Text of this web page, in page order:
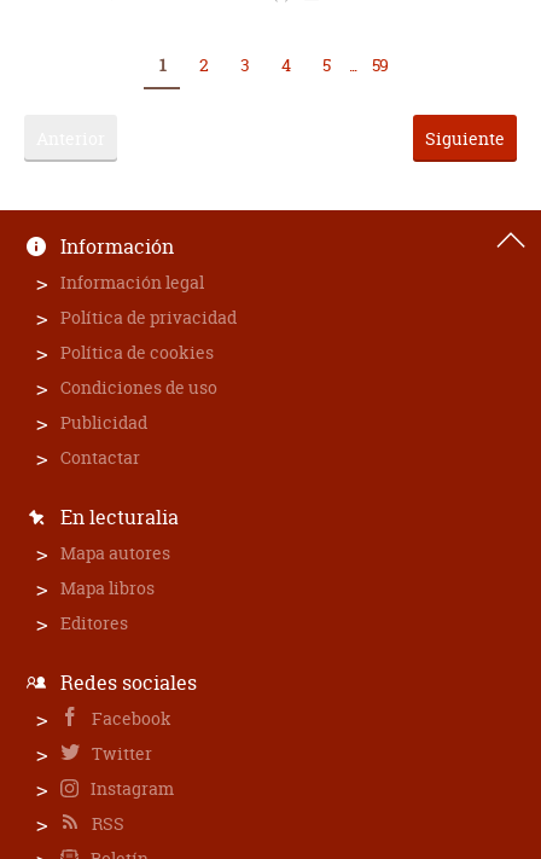
1 2 3 4 5 ... 59
Siguiente
Información
Información legal
Política de privacidad
Política de cookies
Condiciones de uso
Publicidad
Contactar
En lecturalia
Mapa autores
Mapa libros
Editores
Redes sociales
Facebook
Twitter
Instagram
RSS